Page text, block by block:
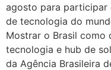
agosto para participar
de tecnologia do
Mostrar o Brasil como
tecnologia e hub de
da Agência Brasileira